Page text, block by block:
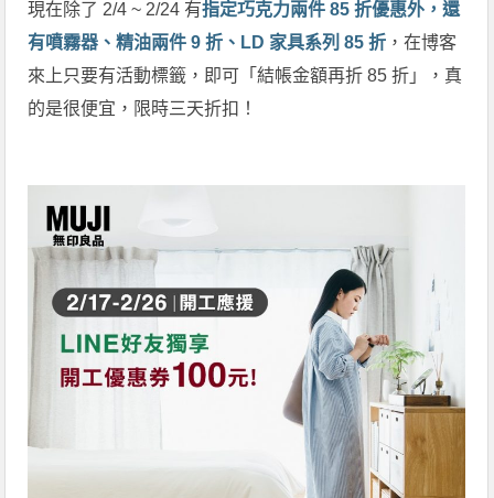
現在除了 2/4 ~ 2/24 有指定巧克力兩件 85 折優惠外，還
有噴霧器、精油兩件 9 折、LD 家具系列 85 折 ，在博客
來上只要有活動標籤，即可「結帳金額再折 85 折」，真
的是很便宜，限時三天折扣！